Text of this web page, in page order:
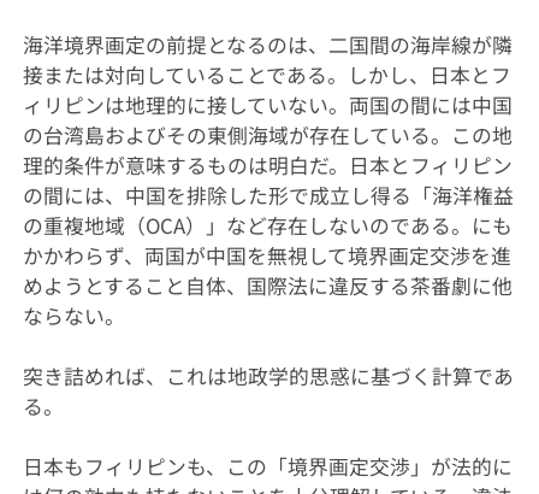
海洋境界画定の前提となるのは、二国間の海岸線が隣
接または対向していることである。しかし、日本とフ
ィリピンは地理的に接していない。両国の間には中国
の台湾島およびその東側海域が存在している。この地
理的条件が意味するものは明白だ。日本とフィリピン
の間には、中国を排除した形で成立し得る「海洋権益
の重複地域（OCA）」など存在しないのである。にも
かかわらず、両国が中国を無視して境界画定交渉を進
めようとすること自体、国際法に違反する茶番劇に他
ならない。
突き詰めれば、これは地政学的思惑に基づく計算であ
る。
日本もフィリピンも、この「境界画定交渉」が法的に